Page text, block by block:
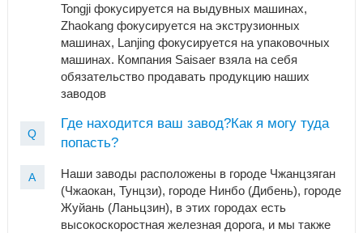
Tongji фокусируется на выдувных машинах,
Zhaokang фокусируется на экструзионных
машинах, Lanjing фокусируется на упаковочных
машинах. Компания Saisaer взяла на себя
обязательство продавать продукцию наших
заводов
Q
Где находится ваш завод?Как я могу туда
попасть?
A
Наши заводы расположены в городе Чжанцзяган
(Чжаокан, Тунцзи), городе Нинбо (Дибень), городе
Жуйань (Ланьцзин), в этих городах есть
высокоскоростная железная дорога, и мы также